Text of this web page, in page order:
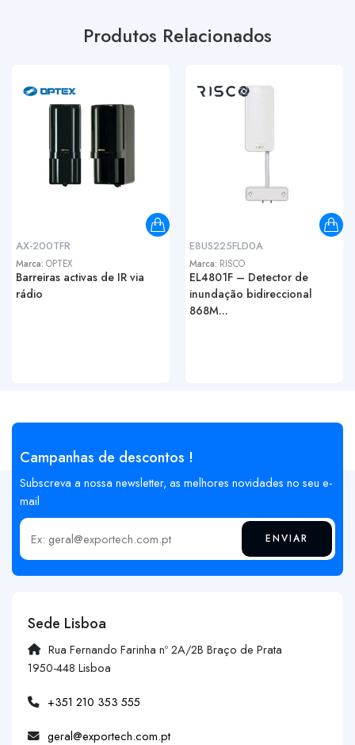
Produtos Relacionados
AX-200TFR
Marca: OPTEX
Barreiras activas de IR via
rádio
E8US225FLD0A
Marca: RISCO
EL4801F – Detector de
inundação bidireccional
868M...
Campanhas de descontos !
Subscreva a nossa newsletter, as melhores novidades no seu e-
mail
Insira o seu email ENVIAR
Sede Lisboa
Rua Fernando Farinha nº 2A/2B Braço de Prata
1950-448 Lisboa
+351 210 353 555
geral@exportech.com.pt